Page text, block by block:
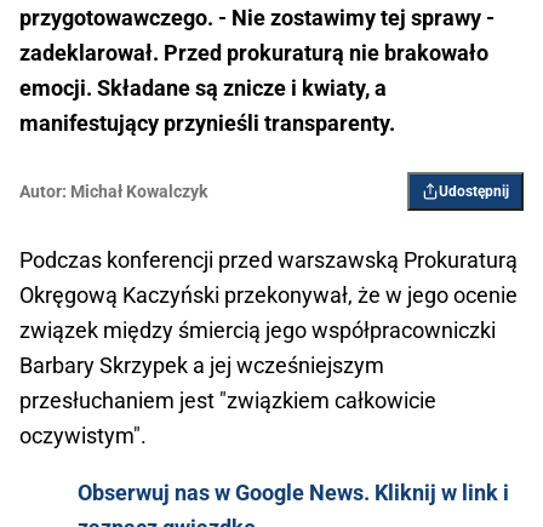
przygotowawczego. - Nie zostawimy tej sprawy -
zadeklarował. Przed prokuraturą nie brakowało
emocji. Składane są znicze i kwiaty, a
manifestujący przynieśli transparenty.
Autor: Michał Kowalczyk Udostępnij
Podczas konferencji przed warszawską Prokuraturą
Okręgową Kaczyński przekonywał, że w jego ocenie
związek między śmiercią jego współpracowniczki
Barbary Skrzypek a jej wcześniejszym
przesłuchaniem jest "związkiem całkowicie
oczywistym".
Obserwuj nas w Google News. Kliknij w link i